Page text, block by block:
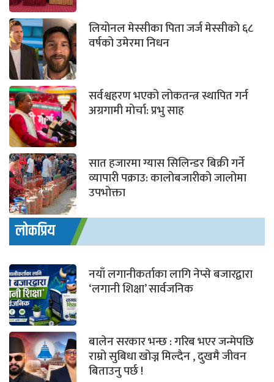
लियोनल मेस्सीका पिता जर्ज मेस्सीको ६८
वर्षको उमेरमा निधन
सर्वश्वहरण भएको लोकतन्त्र स्थापित गर्न
अग्रगामी मोर्चा: प्रभु साह
सात हजारमा ग्यास सिलिन्डर बिक्री गर्ने
व्यापारी पक्राउ: कालोबजारीको जालोमा
उपभोक्ता
लोकप्रिय
नयाँ लगानीकर्ताका लागि नेप्से बजारद्वारा
‘लगानी शिक्षा’ सार्वजनिक
बालेन सरकार भन्छ : गरिब भएर जन्मेपछि
राम्रो सुबिधा खोज्न मिल्दैन , दुखमै जीवन
बिताउनु पर्छ !